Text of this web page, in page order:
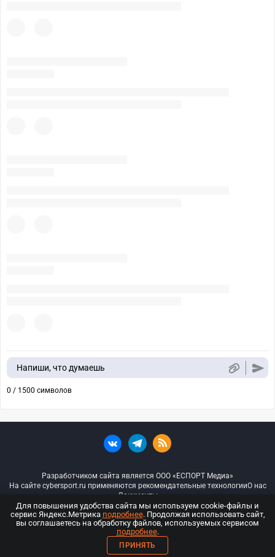
Напиши, что думаешь
0 / 1500 символов
Разработчиком сайта является ООО «ЕСПОРТ Медиа»
На сайте cybersport.ru применяются рекомендательные технологииО нас
Документы
© ООО «Киберспорт.ру» — Все права защищены
18+
Для повышения удобства сайта мы используем cookie-файлы и
сервис Яндекс.Метрика подробнее. Продолжая использовать сайт,
вы соглашаетесь на обработку файлов, используемых сервисом
подробнее.
ПРИНЯТЬ